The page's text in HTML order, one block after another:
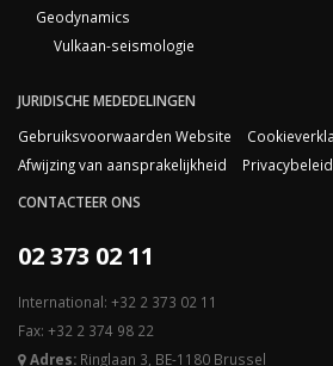
Geodynamics
Vulkaan-seismologie
JURIDISCHE MEDEDELINGEN
Gebruiksvoorwaarden Website
Afwijzing van aansprakelijkheid
Privacybeleid
CONTACTEER ONS
02 373 02 11
International: +32 2 373 02 11
Fax: +32 2 374 98 22
Adres: Ringlaan 3, BE-1180 Brussel